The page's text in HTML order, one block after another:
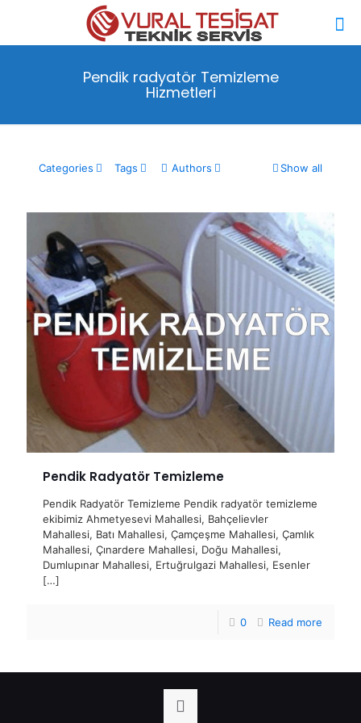
Pendik radyatör Temizleme
Hizmetleri
Categories Tags Authors Show all
Pendik Radyatör Temizleme
Pendik Radyatör Temizleme Pendik radyatör temizleme
ekibimiz Ahmetyesevi Mahallesi, Bahçelievler
Mahallesi, Batı Mahallesi, Çamçeşme Mahallesi, Çamlık
Mahallesi, Çınardere Mahallesi, Doğu Mahallesi,
Dumlupınar Mahallesi, Ertuğrulgazi Mahallesi, Esenler
[…]
0 Read more